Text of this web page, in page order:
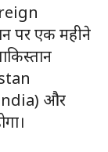
पर एक महीने
और